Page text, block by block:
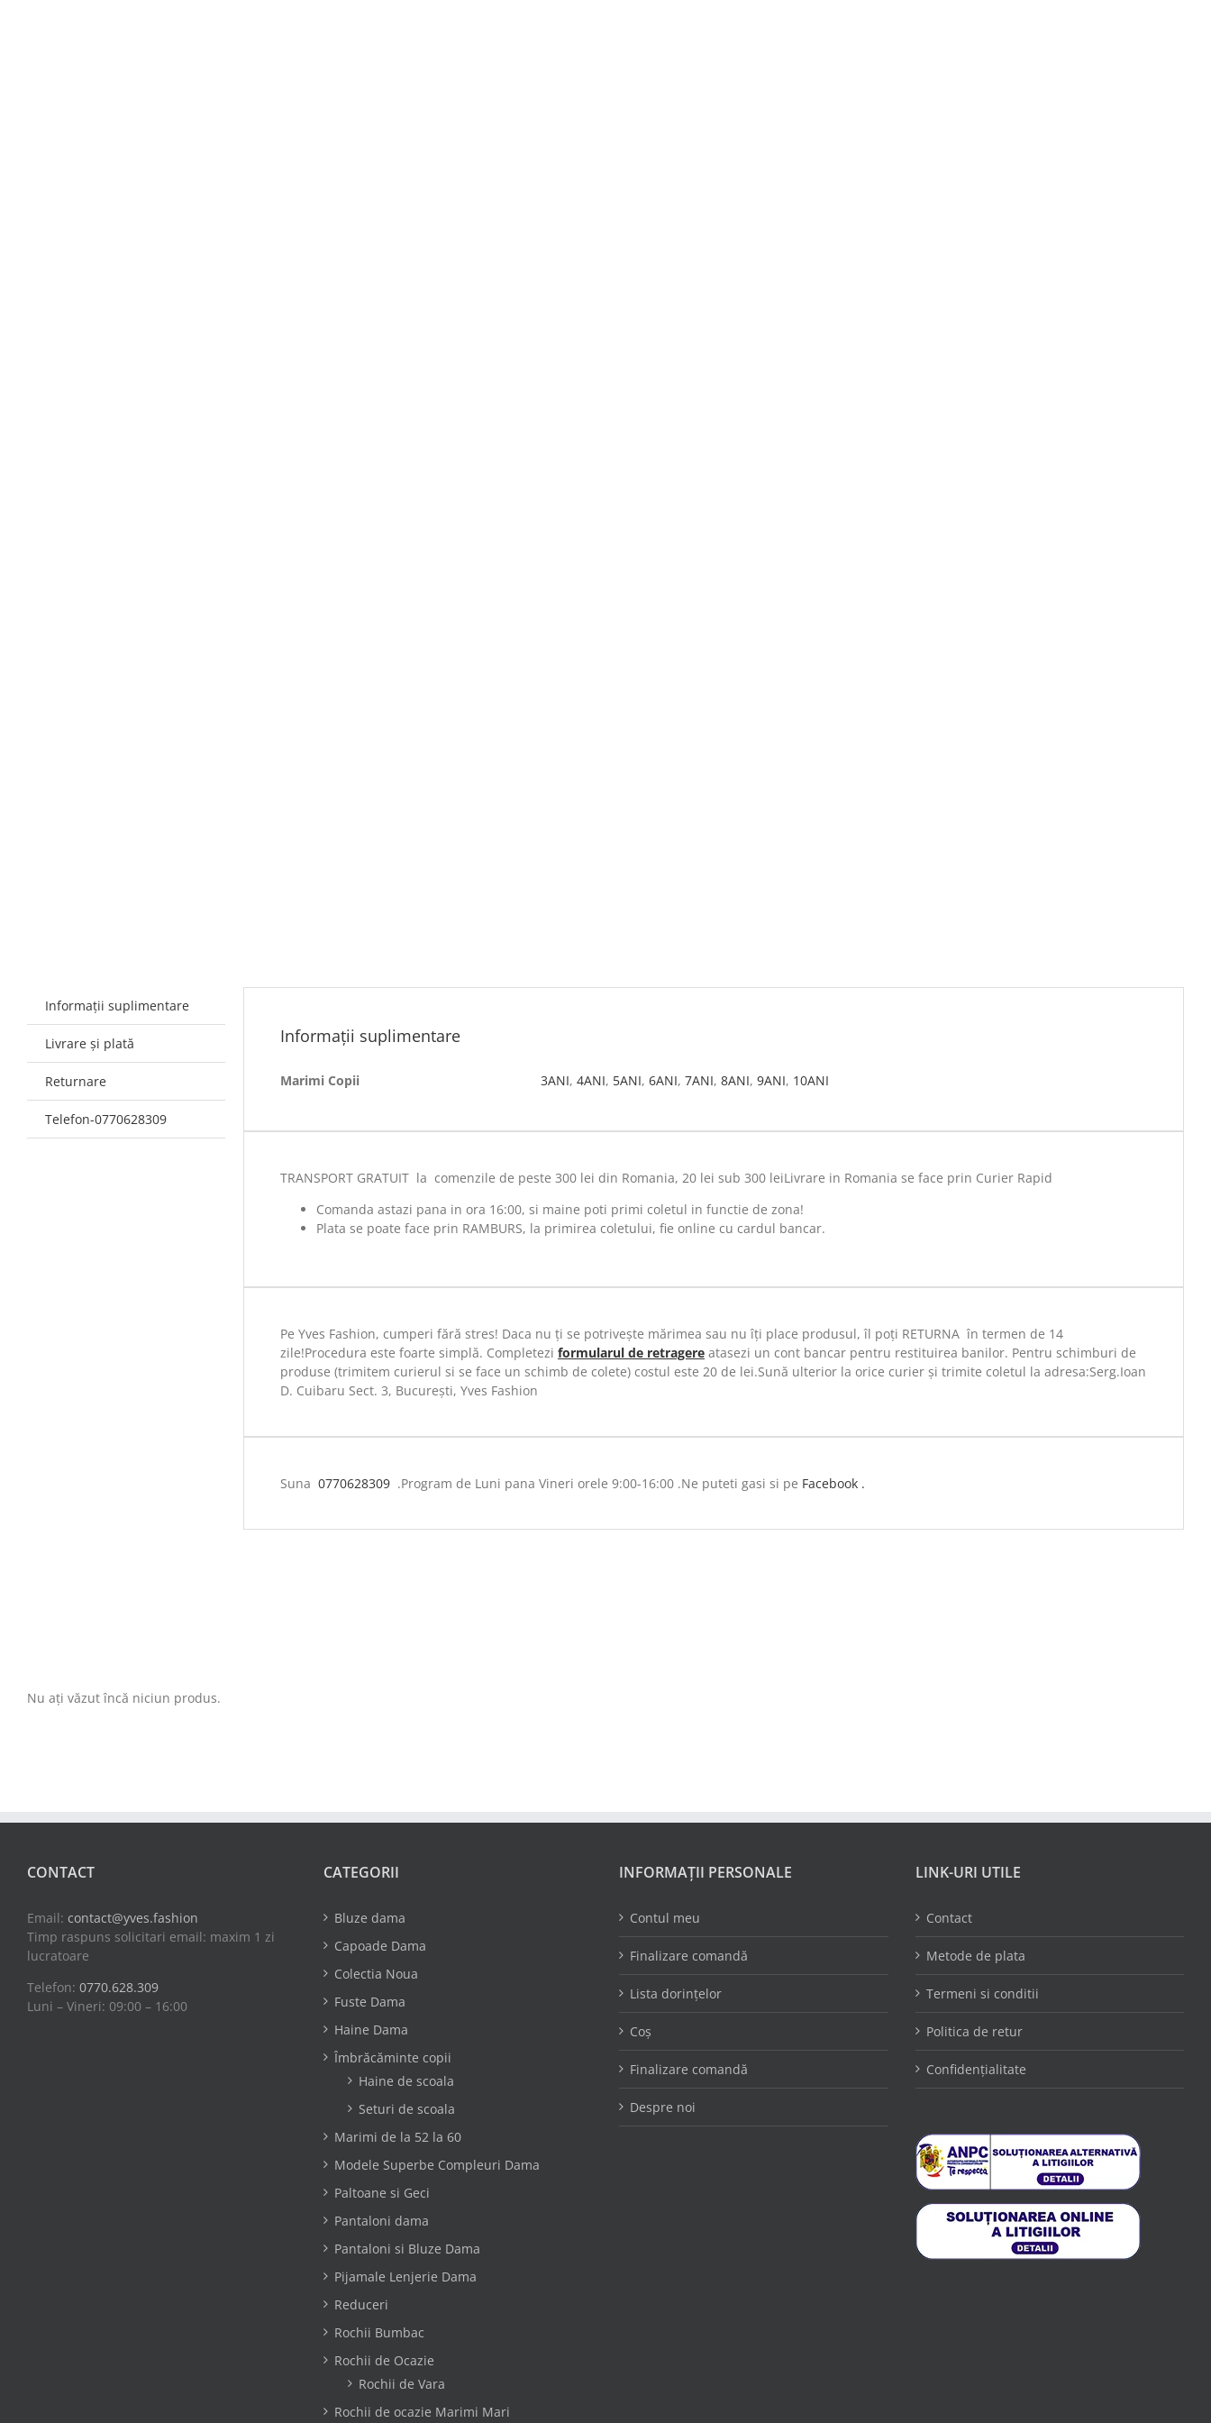
Informații suplimentare
Livrare și plată
Returnare
Telefon-0770628309
Informații suplimentare
Marimi Copii 3ANI, 4ANI, 5ANI, 6ANI, 7ANI, 8ANI, 9ANI, 10ANI
TRANSPORT GRATUIT la comenzile de peste 300 lei din Romania, 20 lei sub 300 leiLivrare in Romania se face prin Curier Rapid
Comanda astazi pana in ora 16:00, si maine poti primi coletul in functie de zona!
Plata se poate face prin RAMBURS, la primirea coletului, fie online cu cardul bancar.
Pe Yves Fashion, cumperi fără stres! Daca nu ți se potrivește mărimea sau nu îți place produsul, îl poți RETURNA în termen de 14
zile!Procedura este foarte simplă. Completezi formularul de retragereatasezi un cont bancar pentru restituirea banilor. Pentru schimburi de
produse (trimitem curierul si se face un schimb de colete) costul este 20 de lei.Sună ulterior la orice curier și trimite coletul la adresa:Serg.Ioan
D. Cuibaru Sect. 3, București, Yves Fashion
Suna 0770628309.Program de Luni pana Vineri orele 9:00-16:00 .Ne puteti gasi si pe Facebook .
Nu ați văzut încă niciun produs.
CONTACT
Email: contact@yves.fashion
Timp raspuns solicitari email: maxim 1 zi
lucratoare
Telefon: 0770.628.309
Luni – Vineri: 09:00 – 16:00
CATEGORII
Bluze dama
Capoade Dama
Colectia Noua
Fuste Dama
Haine Dama
Îmbrăcăminte copii
Haine de scoala
Seturi de scoala
Marimi de la 52 la 60
Modele Superbe Compleuri Dama
Paltoane si Geci
Pantaloni dama
Pantaloni si Bluze Dama
Pijamale Lenjerie Dama
Reduceri
Rochii Bumbac
Rochii de Ocazie
Rochii de Vara
Rochii de ocazie Marimi Mari
INFORMAȚII PERSONALE
Contul meu
Finalizare comandă
Lista dorințelor
Coș
Finalizare comandă
Despre noi
LINK-URI UTILE
Contact
Metode de plata
Termeni si conditii
Politica de retur
Confidențialitate